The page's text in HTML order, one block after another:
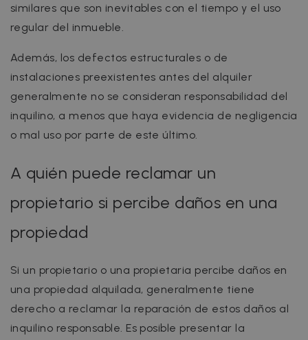
similares que son inevitables con el tiempo y el uso
regular del inmueble.
Además, los defectos estructurales o de
instalaciones preexistentes antes del alquiler
generalmente no se consideran responsabilidad del
inquilino, a menos que haya evidencia de negligencia
o mal uso por parte de este último.
A quién puede reclamar un
propietario si percibe daños en una
propiedad
Si un propietario o una propietaria percibe daños en
una propiedad alquilada, generalmente tiene
derecho a reclamar la reparación de estos daños al
inquilino responsable. Es posible presentar la